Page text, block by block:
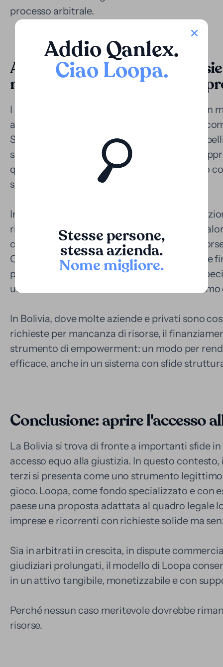
Addio Qanlex.
Ciao Loopa.
Stesse persone,
stessa azienda.
Nome migliore.
processo arbitrale.
Applicazione nelle
monetizzazione nei processi
I processi giudiziari in Bolivia, in particolare in
amministrativa, tendono ad essere lunghi e
Stato o nelle controversie con molteplici
superare i cinque anni. Questa situazione
querelanti con esigenze urgenti di liquidità o
sostenere una controversia prolungata.
In questo contesto, Loopa propone una
richiesta. Ciò significa anticipare parte del
consentendo al querelante di disporre di
Questa strategia non solo riduce la pressione
posizione negoziale della parte finanziata,
utilizzano tattiche dilatorie come meccanismo
In Bolivia, dove molte aziende e privati sono
richieste per mancanza di risorse, il
strumento di empowerment: un modo per
efficace, anche in un sistema con sfide
Conclusione: aprire l'accesso
La Bolivia si trova di fronte a importanti sfide
accesso equo alla giustizia. In questo
terzi si presenta come uno strumento
gioco. Loopa, come fondo specializzato e con
paese una proposta adattata al quadro legale
imprese e ricorrenti con richieste solide ma
Sia in arbitrati in crescita, in dispute
giudiziari prolungati, il modello di Loopa
in un attivo tangibile, monetizzabile e con
Perché nessun caso meritevole dovrebbe
risorse.